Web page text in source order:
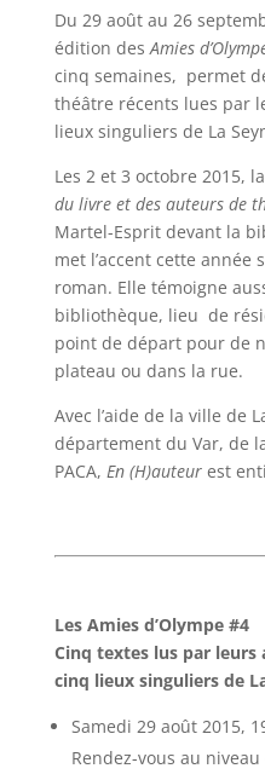
Du 29 août au 26
édition desAmies
cinq semaines, permet
théâtre récents lues par
lieux singuliers de La
Les 2 et 3 octobre 2015,
du livre et des auteurs de
Martel-Esprit devant la
met l’accent cette
roman. Elle témoigne
bibliothèque, lieu de
point de départ pour de
plateau ou dans la rue.
Avec l’aide de la ville de
département du Var, de
PACA, En (H)auteurest
Les Amies d’Olympe #4
Cinq textes lus par leurs
cinq lieux singuliers de
Samedi 29 août 2015,
Rendez-vous au